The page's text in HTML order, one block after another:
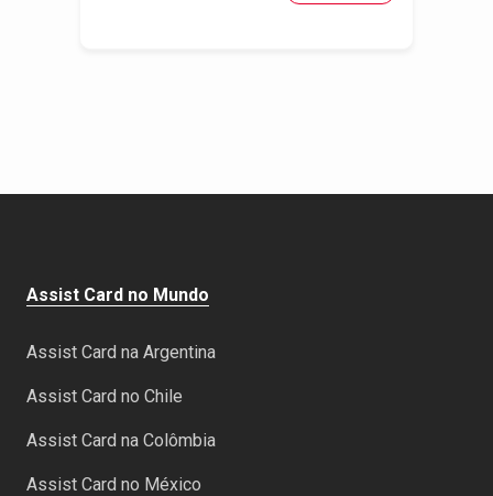
Assist Card no Mundo
Assist Card na Argentina
Assist Card no Chile
Assist Card na Colômbia
Assist Card no México